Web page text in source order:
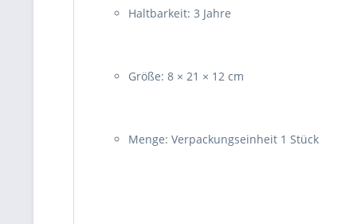
Haltbarkeit: 3 Jahre
Größe: 8 × 21 × 12 cm
Menge: Verpackungseinheit 1 Stück